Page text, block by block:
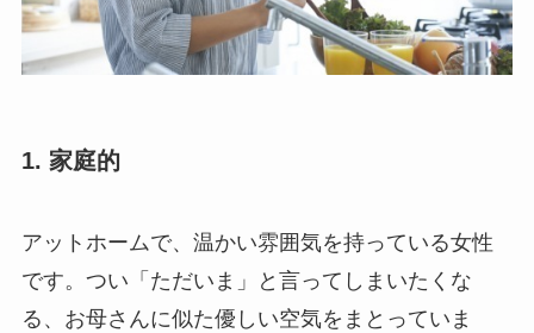
1. 家庭的
アットホームで、温かい雰囲気を持っている女性
です。つい「ただいま」と言ってしまいたくな
る、お母さんに似た優しい空気をまとっていま